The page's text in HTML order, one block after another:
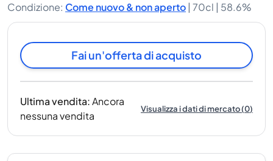
Condizione: Come nuovo & non aperto | 70cl | 58.6%
Fai un'offerta di acquisto
Ultima vendita:Ancora
nessuna vendita
Visualizza i dati di mercato(0)